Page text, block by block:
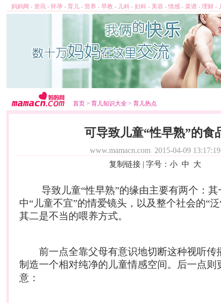
妈妈网 - 资讯 - 怀孕 - 育儿 - 营养 - 早教 - 儿科 - 妇科 - 美容 - 情感 - 菜谱 - 理财 -
首页 > 育儿知识大全 > 育儿热点
可导致儿童“性早熟”的食
www.mamacn.com 2015-04-09 13:17:19
复制链接 | 字号： 小 中 大
导致儿童“性早熟”的缘由主要有两个：其
中“儿童不宜”的情爱镜头，以及整个社会的“
其二是不当的喂养方式。
前一点全靠父母有意识地切断这种视听传
制造一个相对纯净的儿童情感空间。后一点则
意：